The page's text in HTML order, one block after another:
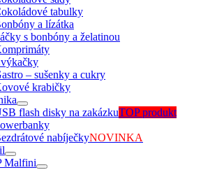
tabulky
a lízátka
s bonbóny a želatinou
– sušenky a cukry
krabičky
flash disky na zakázkuTOP produkt
nabíječkyNOVINKA
Malfini